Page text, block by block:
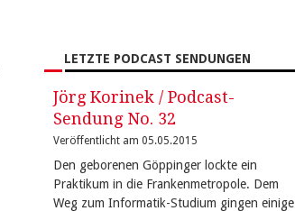
LETZTE PODCAST SENDUNGEN
Jörg Korinek / Podcast-
Sendung No. 32
Veröffentlicht am 05.05.2015
Den geborenen Göppinger lockte ein
Praktikum in die Frankenmetropole. Dem
Weg zum Informatik-Studium gingen einige